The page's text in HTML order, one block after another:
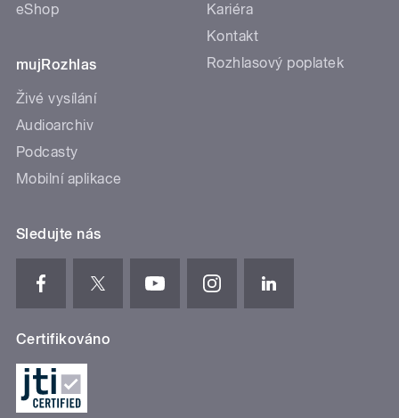
eShop
mujRozhlas
Živé vysílání
Audioarchiv
Podcasty
Mobilní aplikace
Kariéra
Kontakt
Rozhlasový poplatek
Sledujte nás
Certifikováno